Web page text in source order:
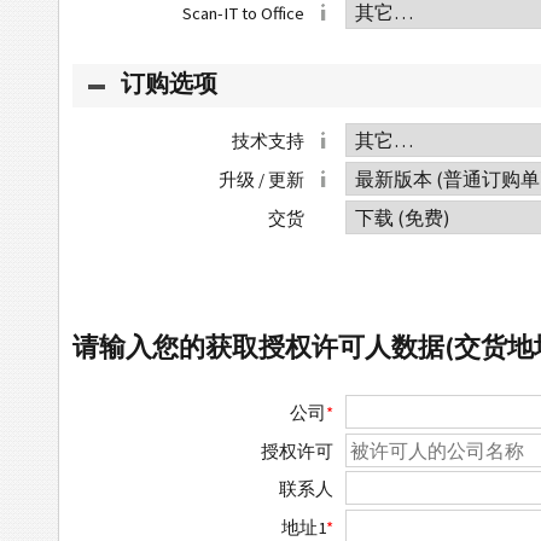
Scan-IT to Office
订购选项
技术支持
升级 / 更新
交货
请输入您的获取授权许可人数据(交货地
公司*
授权许可
联系人
地址1*